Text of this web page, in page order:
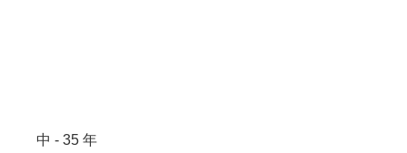
中 - 35 年